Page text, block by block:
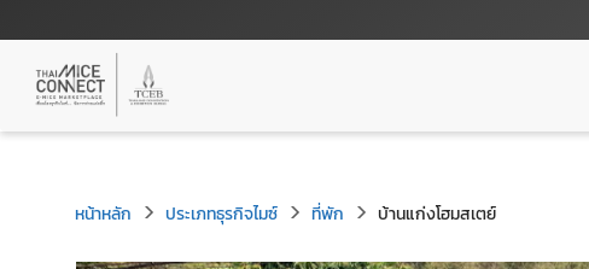
หน้าหลัก ประเภทธุรกิจไมซ์ ที่พัก บ้านแก่งโฮมสเตย์